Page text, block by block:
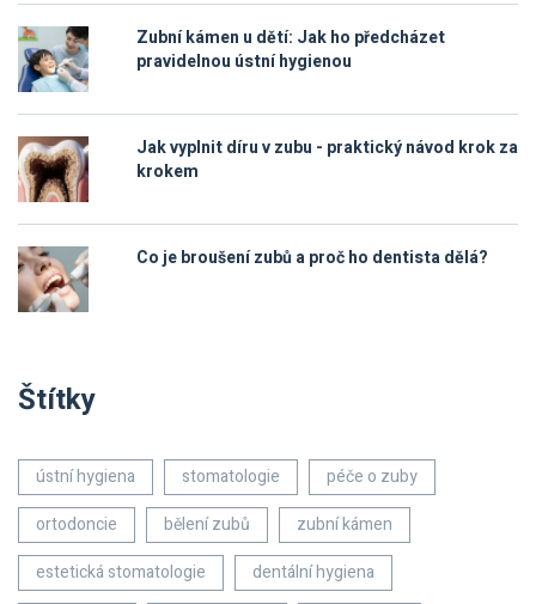
Zubní kámen u dětí: Jak ho předcházet
pravidelnou ústní hygienou
Jak vyplnit díru v zubu - praktický návod krok za
krokem
Co je broušení zubů a proč ho dentista dělá?
Štítky
ústní hygiena stomatologie
péče o zuby
ortodoncie
bělení zubů
zubní kámen
estetická stomatologie
dentální hygiena